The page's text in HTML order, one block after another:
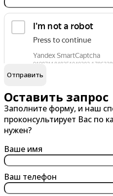
Ачинск
Братск
Брянск
В
Великий Новгород
Владивосток
Владикавказ
Волгоград
Волгодонск
Волжский
Глазов
Горно-
Губкин
Я согласен наобработку
Оставить запрос
Заполните форму, и наш
проконсультирует Вас по
нужен?
Ваше имя
Ваш телефон